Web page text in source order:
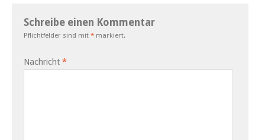
Schreibe einen Kommentar
Pflichtfelder sind mit * markiert.
Nachricht *